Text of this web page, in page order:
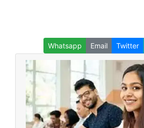
Whatsapp Email Twitter